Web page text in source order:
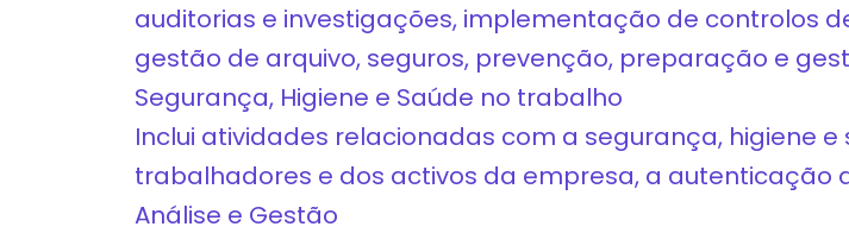
auditorias e investigações, implementação de controlos
gestão de arquivo, seguros, prevenção, preparação e
Segurança, Higiene e Saúde no trabalho
Inclui atividades relacionadas com a segurança, higiene
trabalhadores e dos activos da empresa, a autenticação
Análise e Gestão